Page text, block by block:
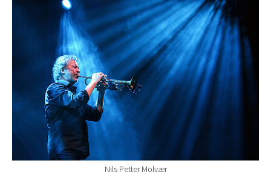
Nils Petter Molvær